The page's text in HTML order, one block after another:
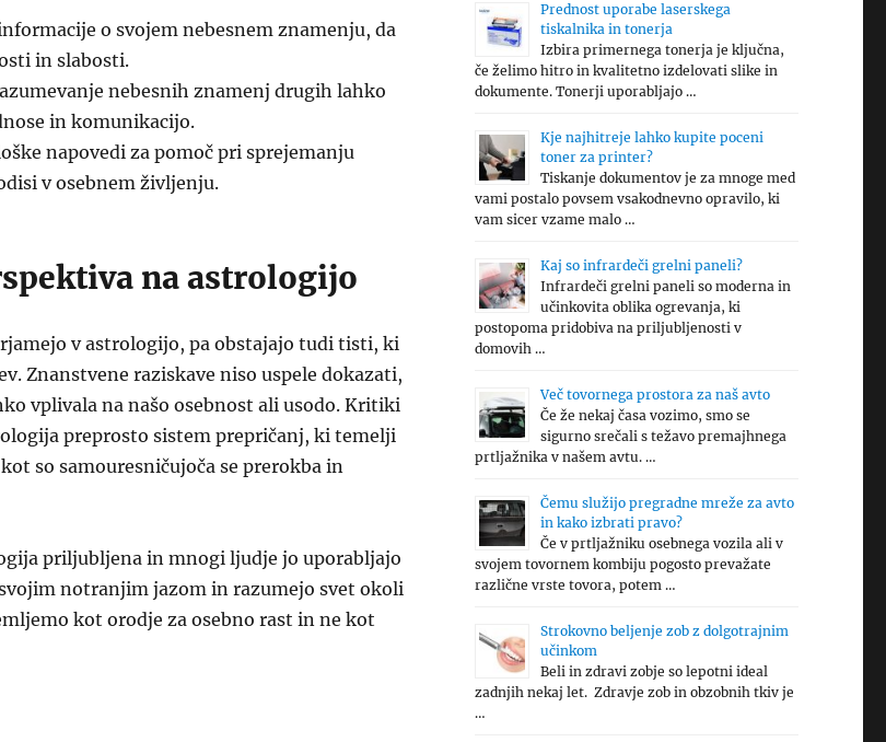
o svojem nebesnem znamenju, da
in slabosti.
nebesnih znamenj drugih lahko
in komunikacijo.
napovedi za pomoč pri sprejemanju
v osebnem življenju.
na astrologijo
v astrologijo, pa obstajajo tudi tisti, ki
Znanstvene raziskave niso uspele dokazati,
vplivala na našo osebnost ali usodo. Kritiki
preprosto sistem prepričanj, ki temelji
so samouresničujoča se prerokba in
priljubljena in mnogi ljudje jo uporabljajo
notranjim jazom in razumejo svet okoli
kot orodje za osebno rast in ne kot
Prednost uporabe laserskega
tiskalnika in tonerja
Izbira primernega tonerja je ključna,
če želimo hitro in kvalitetno izdelovati slike in
dokumente. Tonerji uporabljajo …
Kje najhitreje lahko kupite poceni
toner za printer?
Tiskanje dokumentov je za mnoge med
vami postalo povsem vsakodnevno opravilo, ki
vam sicer vzame malo …
Kaj so infrardeči grelni paneli?
Infrardeči grelni paneli so moderna in
učinkovita oblika ogrevanja, ki
postopoma pridobiva na priljubljenosti v
domovih …
Več tovornega prostora za naš avto
Če že nekaj časa vozimo, smo se
sigurno srečali s težavo premajhnega
prtljažnika v našem avtu. …
Čemu služijo pregradne mreže za avto
in kako izbrati pravo?
Če v prtljažniku osebnega vozila ali v
svojem tovornem kombiju pogosto prevažate
različne vrste tovora, potem …
Strokovno beljenje zob z dolgotrajnim
učinkom
Beli in zdravi zobje so lepotni ideal
zadnjih nekaj let. Zdravje zob in obzobnih tkiv je
…